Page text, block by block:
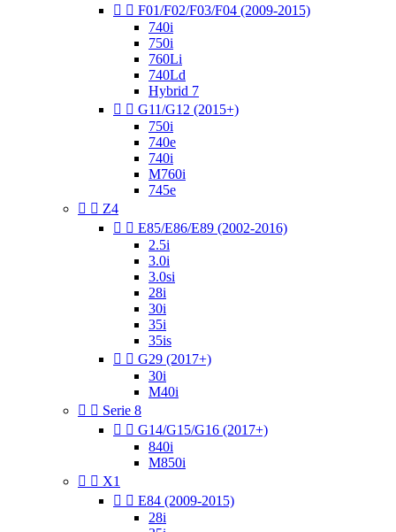
  F01/F02/F03/F04 (2009-2015)
740i
750i
760Li
740Ld
Hybrid 7
  G11/G12 (2015+)
750i
740e
740i
M760i
745e
  Z4
  E85/E86/E89 (2002-2016)
2.5i
3.0i
3.0si
28i
30i
35i
35is
  G29 (2017+)
30i
M40i
  Serie 8
  G14/G15/G16 (2017+)
840i
M850i
  X1
  E84 (2009-2015)
28i